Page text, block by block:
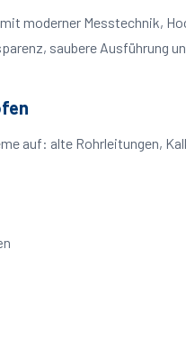
moderner Messtechnik,
saubere Ausführung
auf: alte Rohrleitungen,